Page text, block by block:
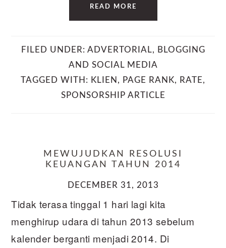
READ MORE
FILED UNDER: ADVERTORIAL, BLOGGING
AND SOCIAL MEDIA
TAGGED WITH: KLIEN , PAGE RANK, RATE,
SPONSORSHIP ARTICLE
MEWUJUDKAN RESOLUSI
KEUANGAN TAHUN 2014
DECEMBER 31, 2013
Tidak terasa tinggal 1 hari lagi kita
menghirup udara di tahun 2013 sebelum
kalender berganti menjadi 2014. Di